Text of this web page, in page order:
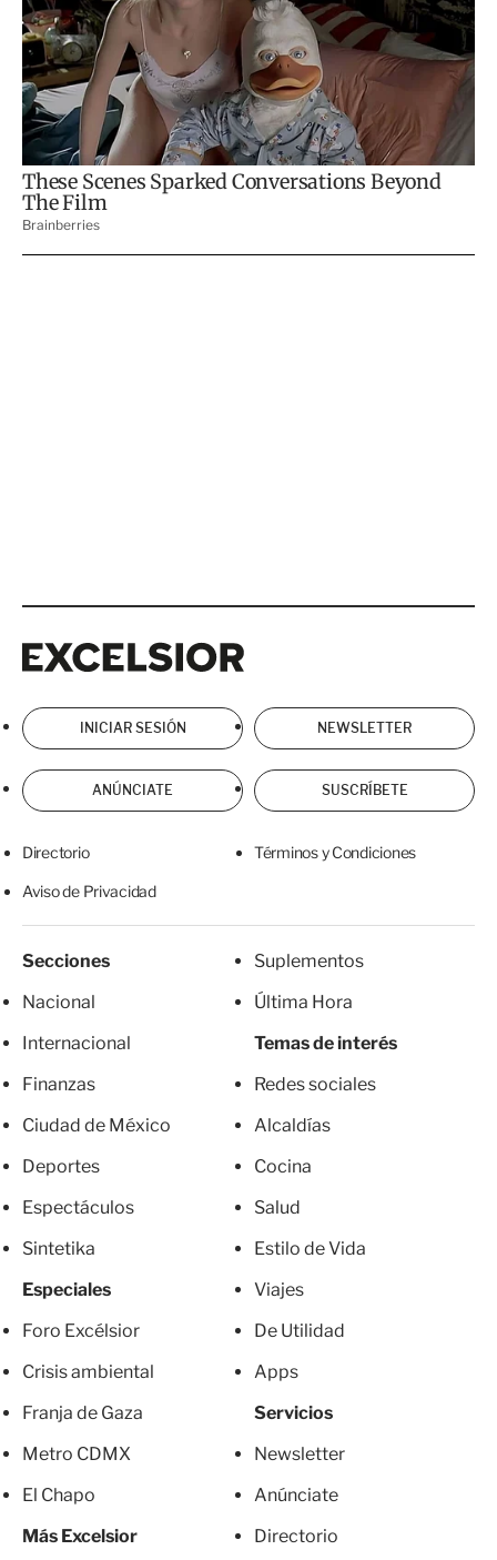
INICIAR SESIÓN NEWSLETTER
ANÚNCIATE SUSCRÍBETE
Directorio Términos y Condiciones
Aviso de Privacidad
Secciones
Nacional
Internacional
Finanzas
Ciudad de México
Deportes
Espectáculos
Sintetika
Especiales
Foro Excélsior
Crisis ambiental
Franja de Gaza
Metro CDMX
El Chapo
Más Excelsior
Suplementos
Última Hora
Temas de interés
Redes sociales
Alcaldías
Cocina
Salud
Estilo de Vida
Viajes
De Utilidad
Apps
Servicios
Newsletter
Anúnciate
Directorio